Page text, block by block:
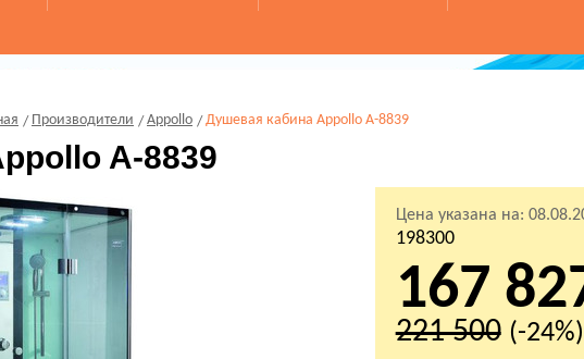
Производители Appollo Душевая кабина Appollo A-8839
A-8839
Цена указана на:
198300
167
221 500 (-24%)